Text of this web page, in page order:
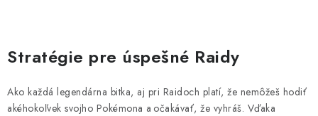
Stratégie pre úspešné Raidy
Ako každá legendárna bitka, aj pri Raidoch platí, že nemôžeš hodiť
akéhokoľvek svojho Pokémona a očakávať, že vyhráš. Vďaka